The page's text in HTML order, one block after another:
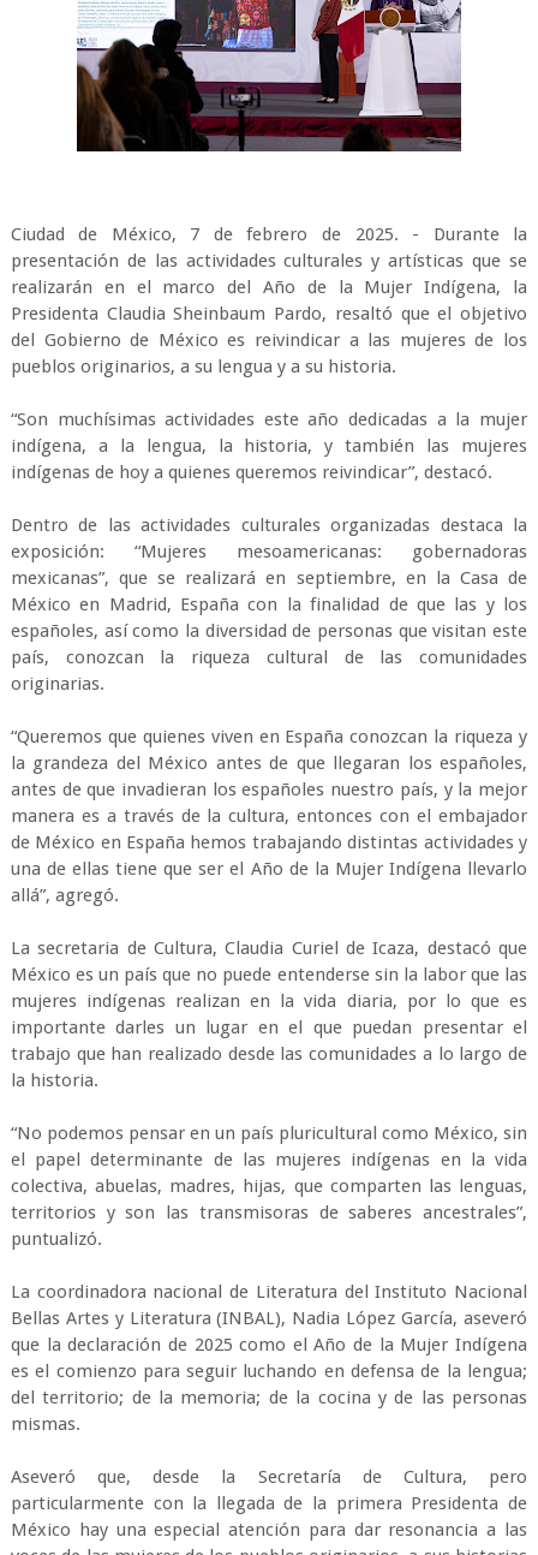
Ciudad de México, 7 de febrero de 2025. - Durante la
presentación de las actividades culturales y artísticas que se
realizarán en el marco del Año de la Mujer Indígena, la
Presidenta Claudia Sheinbaum Pardo, resaltó que el objetivo
del Gobierno de México es reivindicar a las mujeres de los
pueblos originarios, a su lengua y a su historia.
“Son muchísimas actividades este año dedicadas a la mujer
indígena, a la lengua, la historia, y también las mujeres
indígenas de hoy a quienes queremos reivindicar”, destacó.
Dentro de las actividades culturales organizadas destaca la
exposición: “Mujeres mesoamericanas: gobernadoras
mexicanas”, que se realizará en septiembre, en la Casa de
México en Madrid, España con la finalidad de que las y los
españoles, así como la diversidad de personas que visitan este
país, conozcan la riqueza cultural de las comunidades
originarias.
“Queremos que quienes viven en España conozcan la riqueza y
la grandeza del México antes de que llegaran los españoles,
antes de que invadieran los españoles nuestro país, y la mejor
manera es a través de la cultura, entonces con el embajador
de México en España hemos trabajando distintas actividades y
una de ellas tiene que ser el Año de la Mujer Indígena llevarlo
allá”, agregó.
La secretaria de Cultura, Claudia Curiel de Icaza, destacó que
México es un país que no puede entenderse sin la labor que las
mujeres indígenas realizan en la vida diaria, por lo que es
importante darles un lugar en el que puedan presentar el
trabajo que han realizado desde las comunidades a lo largo de
la historia.
“No podemos pensar en un país pluricultural como México, sin
el papel determinante de las mujeres indígenas en la vida
colectiva, abuelas, madres, hijas, que comparten las lenguas,
territorios y son las transmisoras de saberes ancestrales”,
puntualizó.
La coordinadora nacional de Literatura del Instituto Nacional
Bellas Artes y Literatura (INBAL), Nadia López García, aseveró
que la declaración de 2025 como el Año de la Mujer Indígena
es el comienzo para seguir luchando en defensa de la lengua;
del territorio; de la memoria; de la cocina y de las personas
mismas.
Aseveró que, desde la Secretaría de Cultura, pero
particularmente con la llegada de la primera Presidenta de
México hay una especial atención para dar resonancia a las